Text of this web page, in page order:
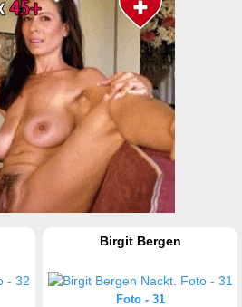
Birgit Bergen
Foto - 31